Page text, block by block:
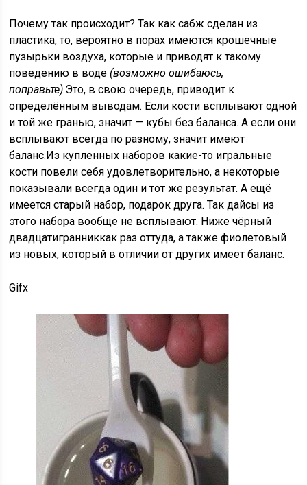
Почему так происходит? Так как сабж сделан из
пластика, то, вероятно в порах имеются крошечные
пузырьки воздуха, которые и приводят к такому
поведению в воде (возможно ошибаюсь,
поправьте).Это, в свою очередь, приводит к
определённым выводам. Если кости всплывают одной
и той же гранью, значит — кубы без баланса. А если они
всплывают всегда по разному, значит имеют
баланс.Из купленных наборов какие-то игральные
кости повели себя удовлетворительно, а некоторые
показывали всегда один и тот же результат. А ещё
имеется старый набор, подарок друга. Так дайсы из
этого набора вообще не всплывают. Ниже чёрный
двадцатигранниккак раз оттуда, а также фиолетовый
из новых, который в отличии от других имеет баланс.
Gifx